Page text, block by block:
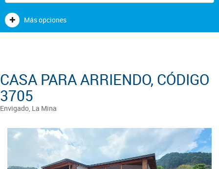
Más opciones
CASA PARA ARRIENDO, CÓDIGO
3705
Envigado, La Mina